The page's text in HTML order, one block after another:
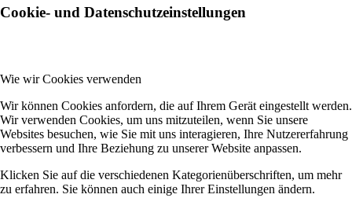
Cookie- und Datenschutzeinstellungen
Wie wir Cookies verwenden
Wir können Cookies anfordern, die auf Ihrem Gerät eingestellt werden.
Wir verwenden Cookies, um uns mitzuteilen, wenn Sie unsere
Websites besuchen, wie Sie mit uns interagieren, Ihre Nutzererfahrung
verbessern und Ihre Beziehung zu unserer Website anpassen.
Klicken Sie auf die verschiedenen Kategorienüberschriften, um mehr
zu erfahren. Sie können auch einige Ihrer Einstellungen ändern.